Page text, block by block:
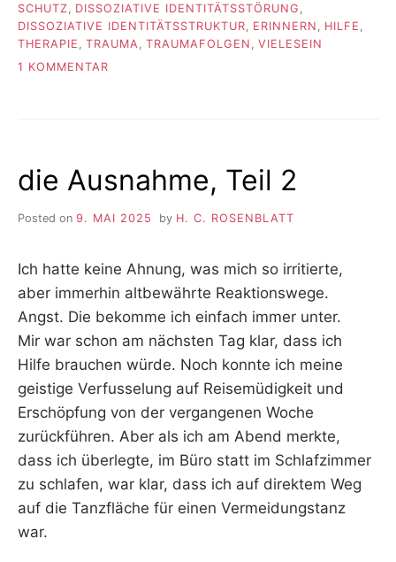
SCHUTZ
DISSOZIATIVE IDENTITÄTSSTÖRUNG
DISSOZIATIVE IDENTITÄTSSTRUKTUR
ERINNERN HILFE
THERAPIE
TRAUMA TRAUMAFOLGEN
VIELESEIN
1 KOMMENTAR
die Ausnahme, Teil 2
Posted on 9. MAI 2025 by H. C. ROSENBLATT
Ich hatte keine Ahnung, was mich so irritierte,
aber immerhin altbewährte Reaktionswege.
Angst. Die bekomme ich einfach immer unter.
Mir war schon am nächsten Tag klar, dass ich
Hilfe brauchen würde. Noch konnte ich meine
geistige Verfusselung auf Reisemüdigkeit und
Erschöpfung von der vergangenen Woche
zurückführen. Aber als ich am Abend merkte,
dass ich überlegte, im Büro statt im Schlafzimmer
zu schlafen, war klar, dass ich auf direktem Weg
auf die Tanzfläche für einen Vermeidungstanz
war.